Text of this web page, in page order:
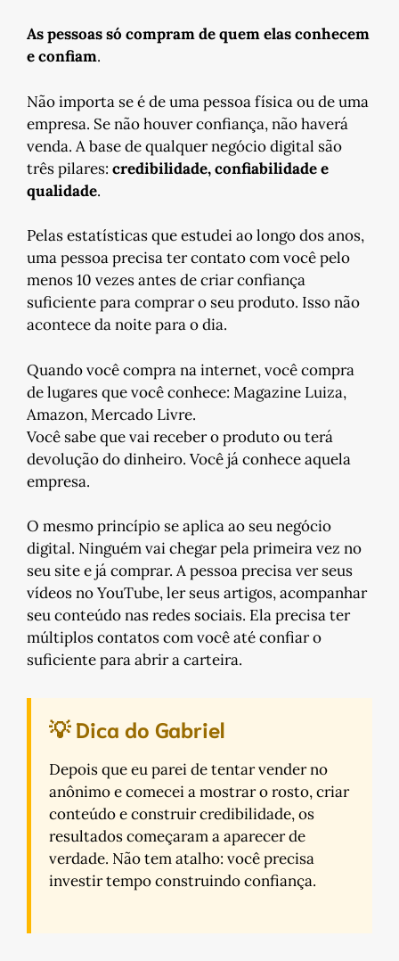
As pessoas só compram de quem elas conhecem
e confiam.
Não importa se é de uma pessoa física ou de uma
empresa. Se não houver confiança, não haverá
venda. A base de qualquer negócio digital são
três pilares: credibilidade, confiabilidade e
qualidade.
Pelas estatísticas que estudei ao longo dos anos,
uma pessoa precisa ter contato com você pelo
menos 10 vezes antes de criar confiança
suficiente para comprar o seu produto. Isso não
acontece da noite para o dia.
Quando você compra na internet, você compra
de lugares que você conhece: Magazine Luiza,
Amazon, Mercado Livre.
Você sabe que vai receber o produto ou terá
devolução do dinheiro. Você já conhece aquela
empresa.
O mesmo princípio se aplica ao seu negócio
digital. Ninguém vai chegar pela primeira vez no
seu site e já comprar. A pessoa precisa ver seus
vídeos no YouTube, ler seus artigos, acompanhar
seu conteúdo nas redes sociais. Ela precisa ter
múltiplos contatos com você até confiar o
suficiente para abrir a carteira.
💡 Dica do Gabriel
Depois que eu parei de tentar vender no
anônimo e comecei a mostrar o rosto, criar
conteúdo e construir credibilidade, os
resultados começaram a aparecer de
verdade. Não tem atalho: você precisa
investir tempo construindo confiança.